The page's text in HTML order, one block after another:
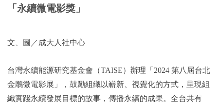
2024年
2021年
2020年
「永續微電影獎」
文、圖／成大人社中心
台灣永續能源研究基金會（TAISE）辦理「2024 第八屆台北
金鵰微電影展」，鼓勵組織以嶄新、視覺化的方式，呈現組
織實踐永續發展目標的故事，傳播永續的成果。全台共有